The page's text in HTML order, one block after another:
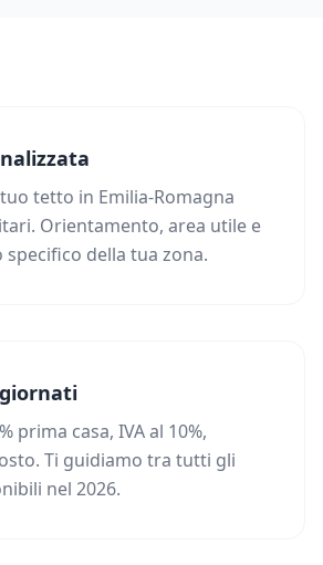
tetto in Emilia-Romagna
Orientamento, area utile e
della tua zona.
prima casa, IVA al 10%,
Ti guidiamo tra tutti gli
nel 2026.